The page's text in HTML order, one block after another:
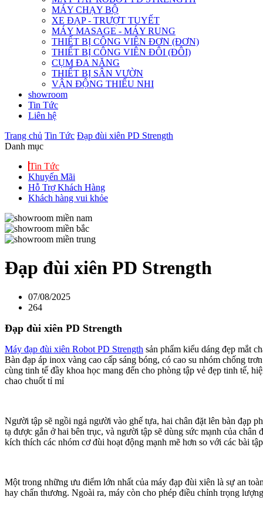
MÁY CHẠY BỘ
XE ĐẠP - TRƯỢT TUYẾT
MÁY MASAGE - MÁY RUNG
THIẾT BỊ CÔNG VIÊN ĐƠN (ĐƠN)
THIẾT BỊ CÔNG VIÊN ĐÔI (ĐÔI)
CỤM ĐA NĂNG
THIẾT BỊ SÂN VƯỜN
VẬN ĐỘNG THIẾU NHI
showroom
Tin Tức
Liên hệ
Trang chủ Tin Tức Đạp đùi xiên PD Strength
Danh mục
Tin Tức
Khuyến Mãi
Hỗ Trợ Khách Hàng
Khách hàng vui khỏe
Đạp đùi xiên PD Strength
07/08/2025
264
Đạp đùi xiên PD Strength
Máy đạp đùi xiên Robot PD Strength sản phẩm kiểu dáng đẹp mắt
Bàn đạp áp inox vàng cao cấp sáng bóng, có cao su nhóm chống
cùng tinh tế đầy khoa học mang đến cho phòng tập vẻ đẹp tinh tế,
chao chuốt tỉ mỉ
Người tập sẽ ngồi ngả người vào ghế tựa, hai chân đặt lên bàn đạp
tạ được gắn ở hai bên trục, và người tập sẽ dùng sức mạnh của
kích thích các nhóm cơ đùi hoạt động mạnh mẽ hơn so với các bài
Một trong những ưu điểm lớn nhất của máy đạp đùi xiên là sự an
hay chấn thương. Ngoài ra, máy còn cho phép điều chỉnh trọng